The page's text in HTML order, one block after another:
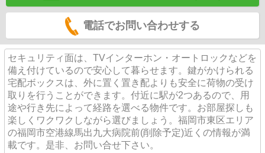
電話でお問い合わせする
セキュリティ面は、TVインターホン・オートロックなどを
備え付けているので安心して暮らせます。鍵がかけられる
宅配ボックスは、外に置く置き配よりも安全に荷物の受け
取りを行うことができます。付近に駅が2つあるので、用
途や行き先によって経路を選べる物件です。お部屋探しも
楽しくワクワクしながら選びましょう。福岡市東区エリア
の福岡市空港線馬出九大病院前(削除予定)近くの情報が満
載です。是非、お問い合せ下さい。